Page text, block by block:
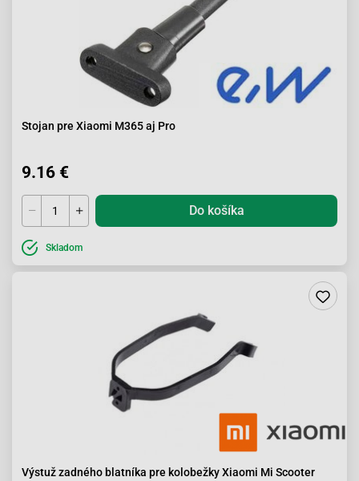
Stojan pre Xiaomi M365 aj Pro
9.16 €
Do košíka
Skladom
Výstuž zadného blatníka pre kolobežky Xiaomi Mi Scooter